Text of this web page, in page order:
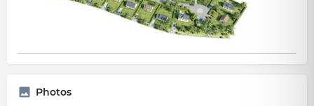
Photos